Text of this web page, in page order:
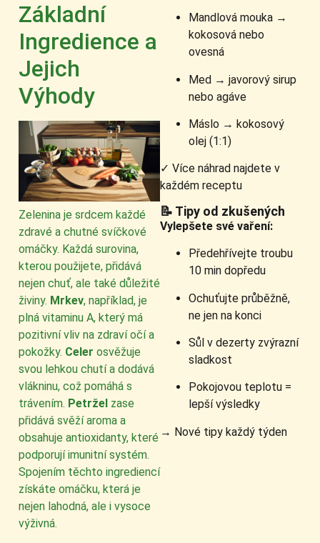
Základní
Ingredience a
Jejich
Výhody
Zelenina je srdcem každé
zdravé a chutné svíčkové
omáčky. Každá surovina,
kterou použijete, přidává
nejen chuť, ale také důležité
živiny. Mrkev, například, je
plná vitaminu A, který má
pozitivní vliv na zdraví očí a
pokožky. Celer osvěžuje
svou lehkou chutí a dodává
vlákninu, což pomáhá s
trávením. Petržel zase
přidává svěží aroma a
obsahuje antioxidanty, které
podporují imunitní systém.
Spojením těchto ingrediencí
získáte omáčku, která je
nejen lahodná, ale i vysoce
výživná.
Mandlová mouka →
kokosová nebo
ovesná
Med → javorový sirup
nebo agáve
Máslo → kokosový
olej (1:1)
✓ Více náhrad najdete v
každém receptu
📝 Tipy od zkušených
Vylepšete své vaření:
Předehřívejte troubu
10 min dopředu
Ochuťujte průběžně,
ne jen na konci
Sůl v dezerty zvýrazní
sladkost
Pokojovou teplotu =
lepší výsledky
→ Nové tipy každý týden